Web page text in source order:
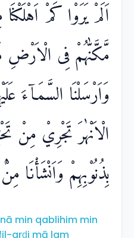
اَلَمْ يَرَوْا كَمْ
مَّكَّنّٰهُمْ فِى الْاَرْضِ
وَاَرْسَلْنَا السَّمَاۤءَ
الْاَنْهٰرَ تَجْرِيْ مِنْ
بِذُنُوْبِهِمْ وَاَنْشَأْنَا
min qablihim min
arḍi mā lam